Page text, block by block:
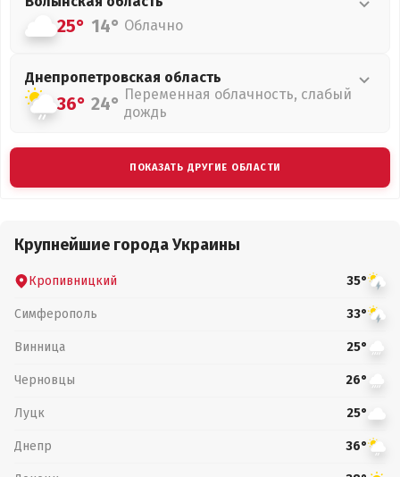
25° 14° Облачно
Днепропетровская область
36° 24° Переменная облачность, слабый
дождь
ПОКАЗАТЬ ДРУГИЕ ОБЛАСТИ
Крупнейшие города Украины
Кропивницкий 35°
Симферополь 33°
Винница 25°
Черновцы 26°
Луцк 25°
Днепр 36°